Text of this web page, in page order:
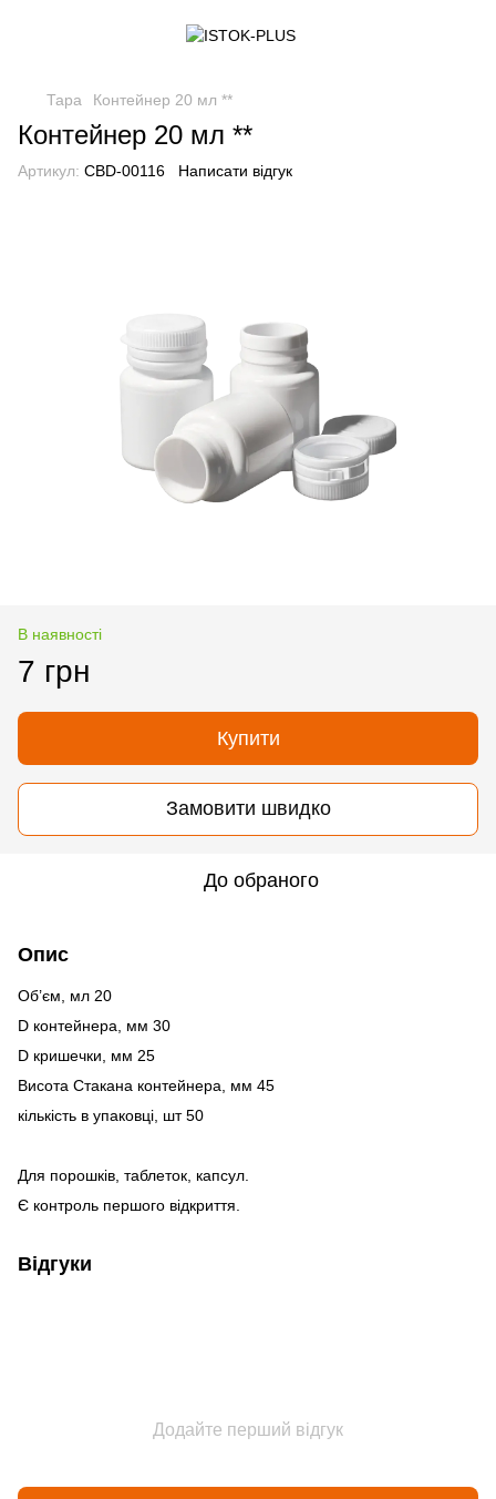
Тара Контейнер 20 мл **
Контейнер 20 мл **
Артикул: CBD-00116 Написати відгук
В наявності
7 грн
Купити
Замовити швидко
До обраного
Опис
Об’єм, мл 20 ​
D контейнера, мм 30​
D кришечки, мм 25​
Висота Стакана контейнера, мм 45​
кількість в упаковці, шт 50 ​
Для порошків, таблеток, капсул. ​
Є контроль першого відкриття.
Відгуки
Додайте перший відгук